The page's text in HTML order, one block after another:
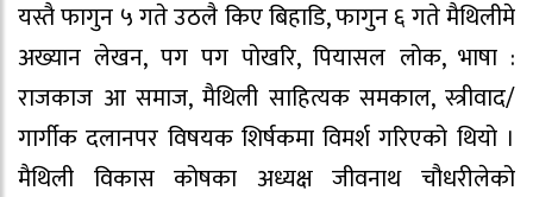
यस्तै फागुन ५ गते उठलै किए बिहाडि, फागुन ६ गते मैथिलीमे
अख्यान लेखन, पग पग पोखरि, पियासल लोक, भाषा :
राजकाज आ समाज, मैथिली साहित्यक समकाल, स्त्रीवाद/
गार्गीक दलानपर विषयक शिर्षकमा विमर्श गरिएको थियो ।
मैथिली विकास कोषका अध्यक्ष जीवनाथ चौधरीलेको